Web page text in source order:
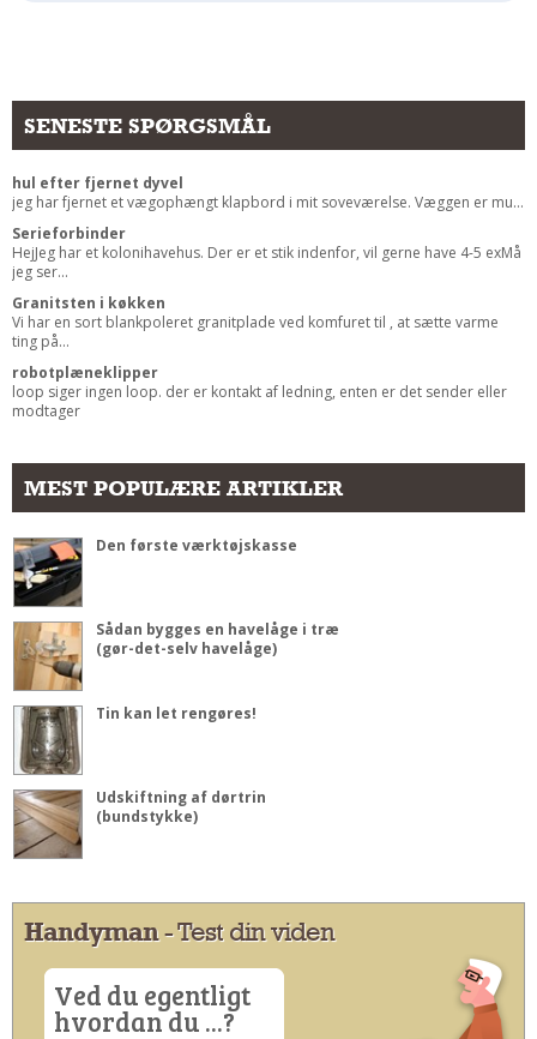
SENESTE SPØRGSMÅL
hul efter fjernet dyvel
jeg har fjernet et vægophængt klapbord i mit soveværelse. Væggen er mu...
Serieforbinder
HejJeg har et kolonihavehus. Der er et stik indenfor, vil gerne have 4-5 exMå
jeg ser...
Granitsten i køkken
Vi har en sort blankpoleret granitplade ved komfuret til , at sætte varme
ting på...
robotplæneklipper
loop siger ingen loop. der er kontakt af ledning, enten er det sender eller
modtager
MEST POPULÆRE ARTIKLER
Den første værktøjskasse
Sådan bygges en havelåge i træ
(gør-det-selv havelåge)
Tin kan let rengøres!
Udskiftning af dørtrin
(bundstykke)
Handyman- Test din viden
Ved du egentligt
hvordan du ...?